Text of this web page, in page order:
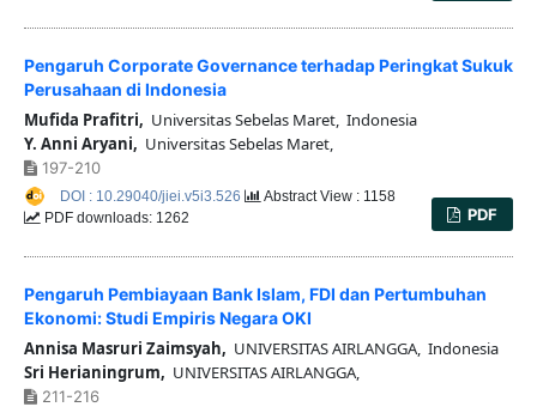
Pengaruh Corporate Governance terhadap Peringkat Sukuk
Perusahaan di Indonesia
Mufida Prafitri, Universitas Sebelas Maret, Indonesia
Y. Anni Aryani, Universitas Sebelas Maret,
197-210
PDF
DOI : 10.29040/jiei.v5i3.526
Abstract View : 1158
PDF downloads: 1262
Pengaruh Pembiayaan Bank Islam, FDI dan Pertumbuhan
Ekonomi: Studi Empiris Negara OKI
Annisa Masruri Zaimsyah, UNIVERSITAS AIRLANGGA, Indonesia
Sri Herianingrum, UNIVERSITAS AIRLANGGA,
211-216